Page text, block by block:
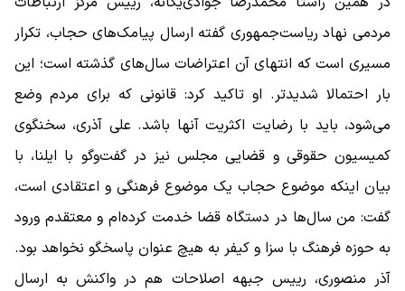
مردمی نهاد ریاست‌جمهوری گفته ارسال پیامک‌های حجاب، تکرار
مسیری است که انتهای آن اعتراضات سال‌های گذشته است؛ این
‌بار احتمالا شدیدتر. او تاکید کرد: قانونی که برای مردم وضع
می‌شود، باید با رضایت اکثریت آنها باشد. علی آذری، سخنگوی
کمیسیون حقوقی و قضایی مجلس نیز در گفت‌وگو با ایلنا، با
بیان اینکه موضوع حجاب یک موضوع فرهنگی و اعتقادی است،
گفت: من سال‌ها در دستگاه قضا خدمت کرده‌ام و معتقدم ورود
به حوزه فرهنگ با سزا و کیفر به هیچ عنوان پاسخگو نخواهد بود.
آذر منصوری، رییس جبهه اصلاحات هم در واکنش به ارسال